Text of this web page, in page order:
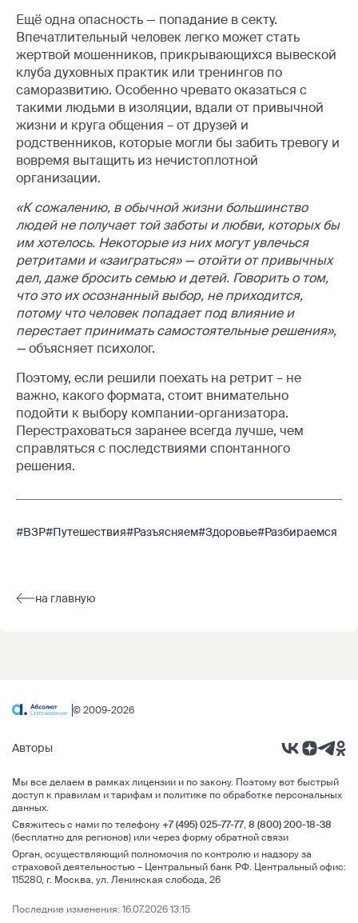
Ещё одна опасность — попадание в секту.
Впечатлительный человек легко может стать
жертвой мошенников, прикрывающихся вывеской
клуба духовных практик или тренингов по
саморазвитию. Особенно чревато оказаться с
такими людьми в изоляции, вдали от привычной
жизни и круга общения – от друзей и
родственников, которые могли бы забить тревогу и
вовремя вытащить из нечистоплотной
организации.
«К сожалению, в обычной жизни большинство
людей не получает той заботы и любви, которых бы
им хотелось. Некоторые из них могут увлечься
ретритами и «заиграться» — отойти от привычных
дел, даже бросить семью и детей. Говорить о том,
что это их осознанный выбор, не приходится,
потому что человек попадает под влияние и
перестает принимать самостоятельные решения»,
—объясняет психолог.
Поэтому, если решили поехать на ретрит – не
важно, какого формата, стоит внимательно
подойти к выбору компании-организатора.
Перестраховаться заранее всегда лучше, чем
справляться с последствиями спонтанного
решения.
#ВЗР#Путешествия#Разъясняем#Здоровье#Разбираемся
на главную
© 2009-2026
Авторы
Мы все делаем в рамкахлицензии и по закону. Поэтому вот быстрый
доступ к правилам и тарифам и политике по обработке персональных
данных.
Орган, осуществляющий полномочия по контролю и надзору за
страховой деятельностью – Центральный банк РФ. Центральный офис:
115280, г. Москва,ул. Ленинская слобода, 26
Свяжитесь с нами по телефону+7 (495) 025-77-77,8 (800) 200-18-38
(бесплатно для регионов) или черезформу обратной связи
Последние изменения: 16.07.2026 13:15